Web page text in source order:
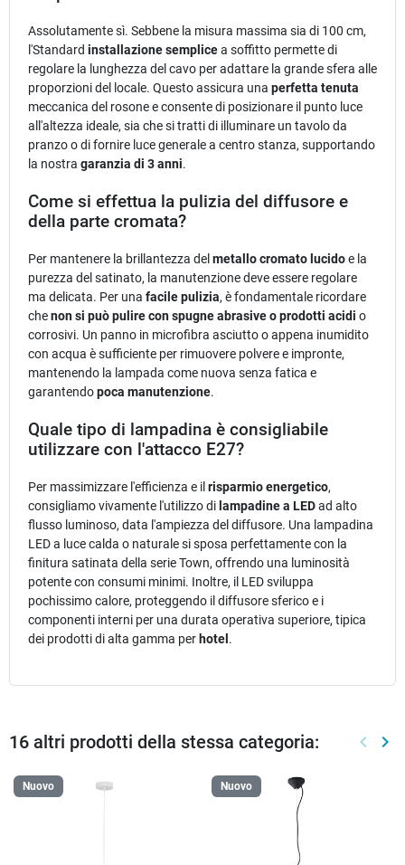
Assolutamente sì. Sebbene la misura massima sia di 100 cm,
l'Standard installazione semplicea soffitto permette di
regolare la lunghezza del cavo per adattare la grande sfera alle
proporzioni del locale. Questo assicura una perfetta tenuta
meccanica del rosone e consente di posizionare il punto luce
all'altezza ideale, sia che si tratti di illuminare un tavolo da
pranzo o di fornire luce generale a centro stanza, supportando
la nostra garanzia di 3 anni.
Come si effettua la pulizia del diffusore e
della parte cromata?
Per mantenere la brillantezza del metallo cromato lucidoe la
purezza del satinato, la manutenzione deve essere regolare
ma delicata. Per una facile pulizia, è fondamentale ricordare
chenon si può pulire con spugne abrasive o prodotti acidi o
corrosivi. Un panno in microfibra asciutto o appena inumidito
con acqua è sufficiente per rimuovere polvere e impronte,
mantenendo la lampada come nuova senza fatica e
garantendopoca manutenzione.
Quale tipo di lampadina è consigliabile
utilizzare con l'attacco E27?
Per massimizzare l'efficienza e il risparmio energetico,
consigliamo vivamente l'utilizzo di lampadine a LEDad alto
flusso luminoso, data l'ampiezza del diffusore. Una lampadina
LED a luce calda o naturale si sposa perfettamente con la
finitura satinata della serie Town, offrendo una luminosità
potente con consumi minimi. Inoltre, il LED sviluppa
pochissimo calore, proteggendo il diffusore sferico e i
componenti interni per una durata operativa superiore, tipica
dei prodotti di alta gamma per hotel .
16 altri prodotti della stessa categoria: keyboard_arrow_left keyboard_arrow_right
Nuovo Nuovo